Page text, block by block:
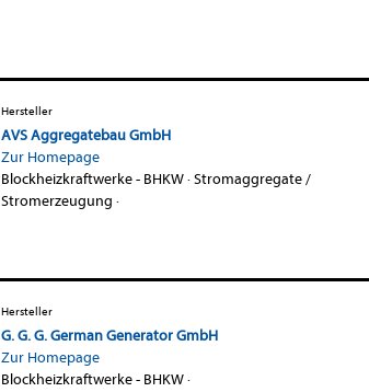
Hersteller
AVS Aggregatebau GmbH
Zur Homepage
Blockheizkraftwerke - BHKW·Stromaggregate /
Stromerzeugung ·
Hersteller
G. G. G. German Generator GmbH
Zur Homepage
Blockheizkraftwerke - BHKW·